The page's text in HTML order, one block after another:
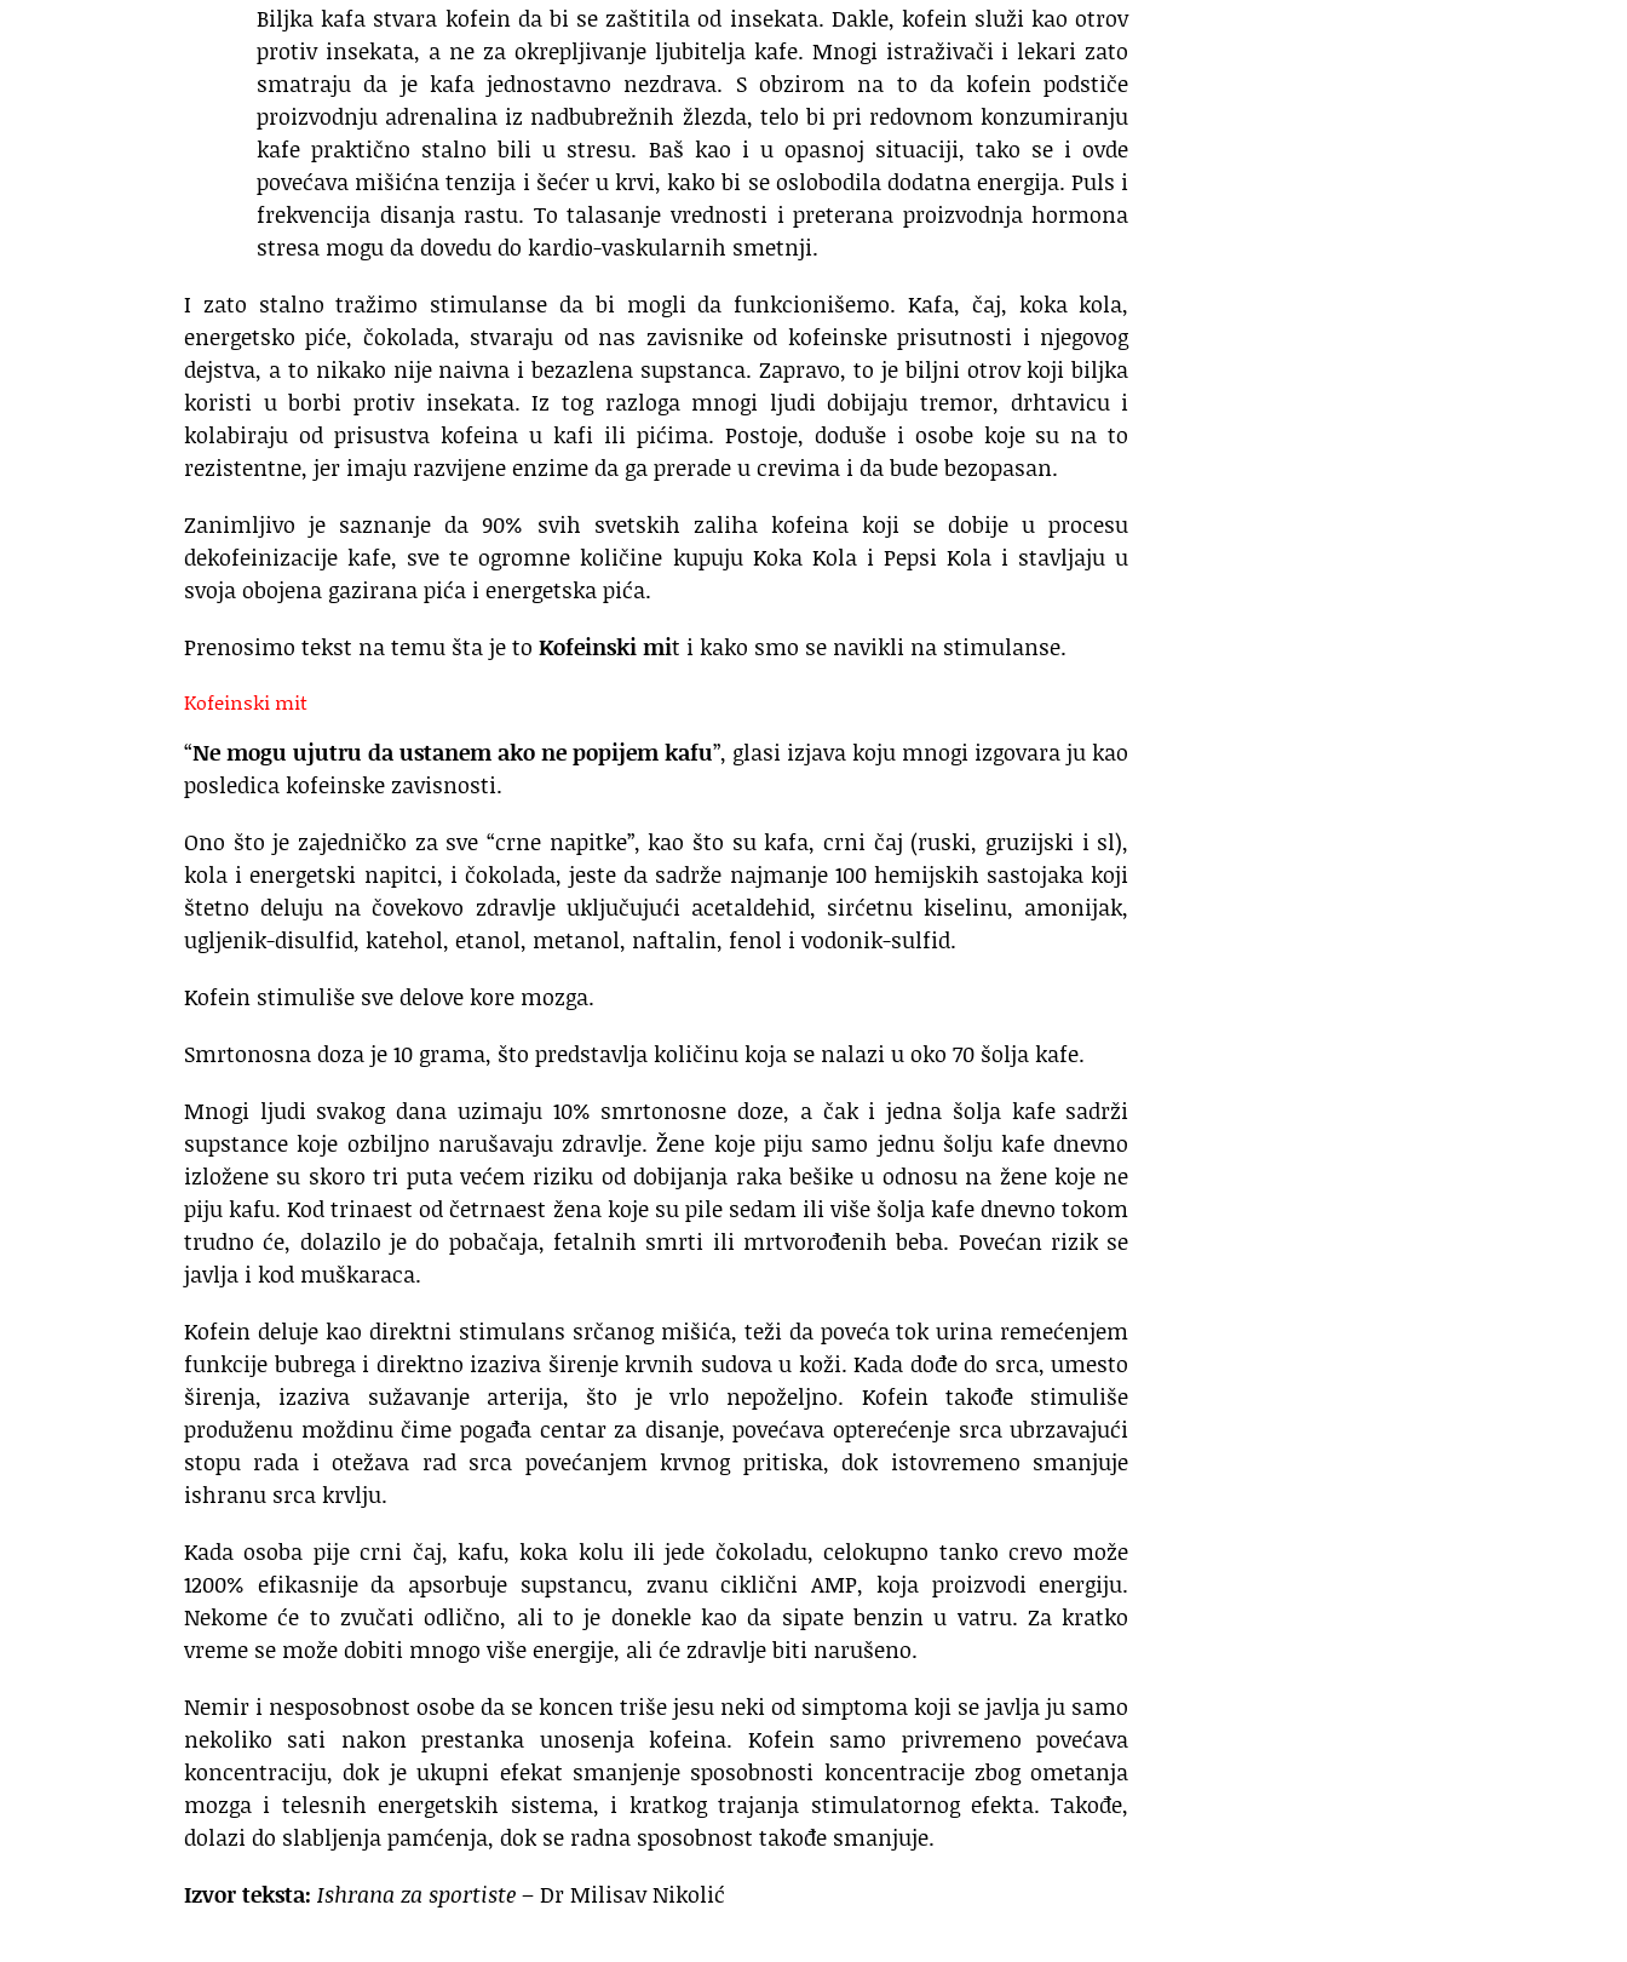
Biljka kafa stvara kofein da bi se zaštitila od insekata. Dakle, kofein služi kao otrov
protiv insekata, a ne za okrepljivanje ljubitelja kafe. Mnogi istraživači i lekari zato
smatraju da je kafa jednostavno nezdrava. S obzirom na to da kofein podstiče
proizvodnju adrenalina iz nadbubrežnih žlezda, telo bi pri redovnom konzumiranju
kafe praktično stalno bili u stresu. Baš kao i u opasnoj situaciji, tako se i ovde
povećava mišićna tenzija i šećer u krvi, kako bi se oslobodila dodatna energija. Puls i
frekvencija disanja rastu. To talasanje vrednosti i preterana proizvodnja hormona
stresa mogu da dovedu do kardio-vaskularnih smetnji.
I zato stalno tražimo stimulanse da bi mogli da funkcionišemo. Kafa, čaj, koka kola,
energetsko piće, čokolada, stvaraju od nas zavisnike od kofeinske prisutnosti i njegovog
dejstva, a to nikako nije naivna i bezazlena supstanca. Zapravo, to je biljni otrov koji biljka
koristi u borbi protiv insekata. Iz tog razloga mnogi ljudi dobijaju tremor, drhtavicu i
kolabiraju od prisustva kofeina u kafi ili pićima. Postoje, doduše i osobe koje su na to
rezistentne, jer imaju razvijene enzime da ga prerade u crevima i da bude bezopasan.
Zanimljivo je saznanje da 90% svih svetskih zaliha kofeina koji se dobije u procesu
dekofeinizacije kafe, sve te ogromne količine kupuju Koka Kola i Pepsi Kola i stavljaju u
svoja obojena gazirana pića i energetska pića.
Prenosimo tekst na temu šta je to Kofeinski mit i kako smo se navikli na stimulanse.
Kofeinski mit
“Ne mogu ujutru da ustanem ako ne popijem kafu”, glasi izjava koju mnogi izgovara ju kao
posledica kofeinske zavisnosti.
Ono što je zajedničko za sve “crne napitke”, kao što su kafa, crni čaj (ruski, gruzijski i sl),
kola i energetski napitci, i čokolada, jeste da sadrže najmanje 100 hemijskih sastojaka koji
štetno deluju na čovekovo zdravlje uključujući acetaldehid, sirćetnu kiselinu, amonijak,
ugljenik-disulfid, katehol, etanol, metanol, naftalin, fenol i vodonik-sulfid.
Kofein stimuliše sve delove kore mozga.
Smrtonosna doza je 10 grama, što predstavlja količinu koja se nalazi u oko 70 šolja kafe.
Mnogi ljudi svakog dana uzimaju 10% smrtonosne doze, a čak i jedna šolja kafe sadrži
supstance koje ozbiljno narušavaju zdravlje. Žene koje piju samo jednu šolju kafe dnevno
izložene su skoro tri puta većem riziku od dobijanja raka bešike u odnosu na žene koje ne
piju kafu. Kod trinaest od četrnaest žena koje su pile sedam ili više šolja kafe dnevno tokom
trudno će, dolazilo je do pobačaja, fetalnih smrti ili mrtvorođenih beba. Povećan rizik se
javlja i kod muškaraca.
Kofein deluje kao direktni stimulans srčanog mišića, teži da poveća tok urina remećenjem
funkcije bubrega i direktno izaziva širenje krvnih sudova u koži. Kada dođe do srca, umesto
širenja, izaziva sužavanje arterija, što je vrlo nepoželjno. Kofein takođe stimuliše
produženu moždinu čime pogađa centar za disanje, povećava opterećenje srca ubrzavajući
stopu rada i otežava rad srca povećanjem krvnog pritiska, dok istovremeno smanjuje
ishranu srca krvlju.
Kada osoba pije crni čaj, kafu, koka kolu ili jede čokoladu, celokupno tanko crevo može
1200% efikasnije da apsorbuje supstancu, zvanu ciklični AMP, koja proizvodi energiju.
Nekome će to zvučati odlično, ali to je donekle kao da sipate benzin u vatru. Za kratko
vreme se može dobiti mnogo više energije, ali će zdravlje biti narušeno.
Nemir i nesposobnost osobe da se koncen triše jesu neki od simptoma koji se javlja ju samo
nekoliko sati nakon prestanka unosenja kofeina. Kofein samo privremeno povećava
koncentraciju, dok je ukupni efekat smanjenje sposobnosti koncentracije zbog ometanja
mozga i telesnih energetskih sistema, i kratkog trajanja stimulatornog efekta. Takođe,
dolazi do slabljenja pamćenja, dok se radna sposobnost takođe smanjuje.
Izvor teksta: Ishrana za sportiste– Dr Milisav Nikolić